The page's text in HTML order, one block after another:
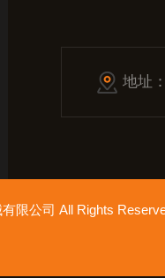
地址
限公司 All Rights